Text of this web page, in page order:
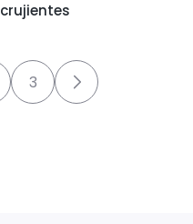
crujientes
3